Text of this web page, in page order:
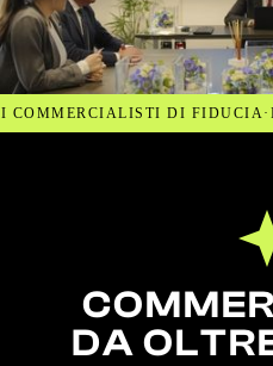
COMMERCIALISTI DI FIDUCIA·
DA